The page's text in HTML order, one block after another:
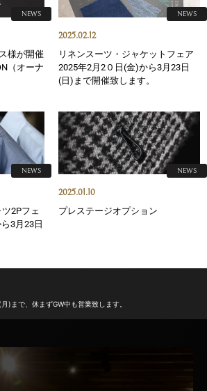
NEWS
様が開催
（オーナ
2025.02.12
NEWS
リネンスーツ・ジャケットフェア
2025年2月2０日(金)から3月23日
(日)まで開催致します。
NEWS
2Pフェ
3月23日
2025.01.10
NEWS
プレステージオプション
)まで、休まずGW中も営業致します。